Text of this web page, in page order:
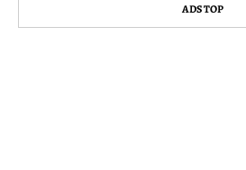
ADS TOP